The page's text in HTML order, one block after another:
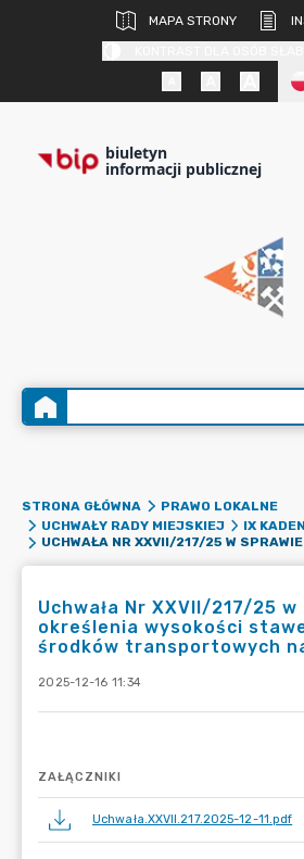
MAPA STRONY
biuletyn
informacji publicznej
STRONA GŁÓWNA
PRAWO LOKALNE
UCHWAŁY RADY MIEJSKIEJ
IX
Uchwała Nr XXVII/217/25
określenia wysokości
środków transportowych
2025-12-16 11:34
ZAŁĄCZNIKI
Uchwała.XXVII.217.2025-12-11.pdf